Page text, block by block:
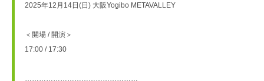
2025年12月14日(日) 大阪Yogibo METAVALLEY
＜開場 / 開演＞
17:00 / 17:30